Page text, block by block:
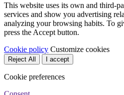
This website uses its own and third-
services and show you advertising
analyzing your browsing habits. To
press the Accept button.
Cookie policy Customize cookies
Reject All I accept
Cookie preferences